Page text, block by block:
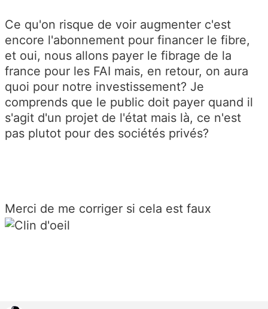
Ce qu'on risque de voir augmenter c'est
encore l'abonnement pour financer le fibre,
et oui, nous allons payer le fibrage de la
france pour les FAI mais, en retour, on aura
quoi pour notre investissement? Je
comprends que le public doit payer quand il
s'agit d'un projet de l'état mais là, ce n'est
pas plutot pour des sociétés privés?
Merci de me corriger si cela est faux